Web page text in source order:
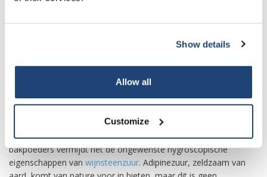
Show details
Allow all
Customize
gebruikt als een porievormend middel zonder de afgifte in de
gecontroleerde afgifte omvatten adipinezuur met de bedoeling
Kleine maar significante hoeveelheden adipinezuur worden
gebruikt als voedselingrediënt als smaak- en geleerhulpmiddel.
Het wordt gebruikt in sommige antacida tegen
calciumcarbonaatom ze zuur te maken. Als zuurmiddel in
bakpoeders vermijdt het de ongewenste hygroscopische
eigenschappen van wijnsteenzuur. Adipinezuur, zeldzaam van